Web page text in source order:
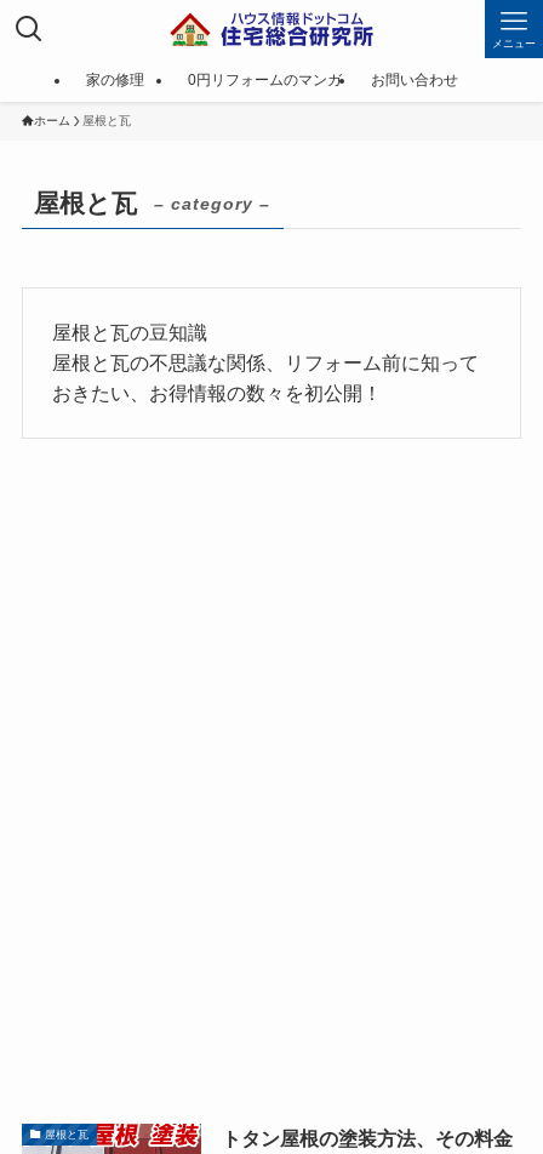
メニュー
家の修理 0円リフォームのマンガ お問い合わせ
ホーム 屋根と瓦
屋根と瓦 – category –
屋根と瓦の豆知識
屋根と瓦の不思議な関係、リフォーム前に知って
おきたい、お得情報の数々を初公開！
屋根と瓦
トタン屋根の塗装方法、その料金